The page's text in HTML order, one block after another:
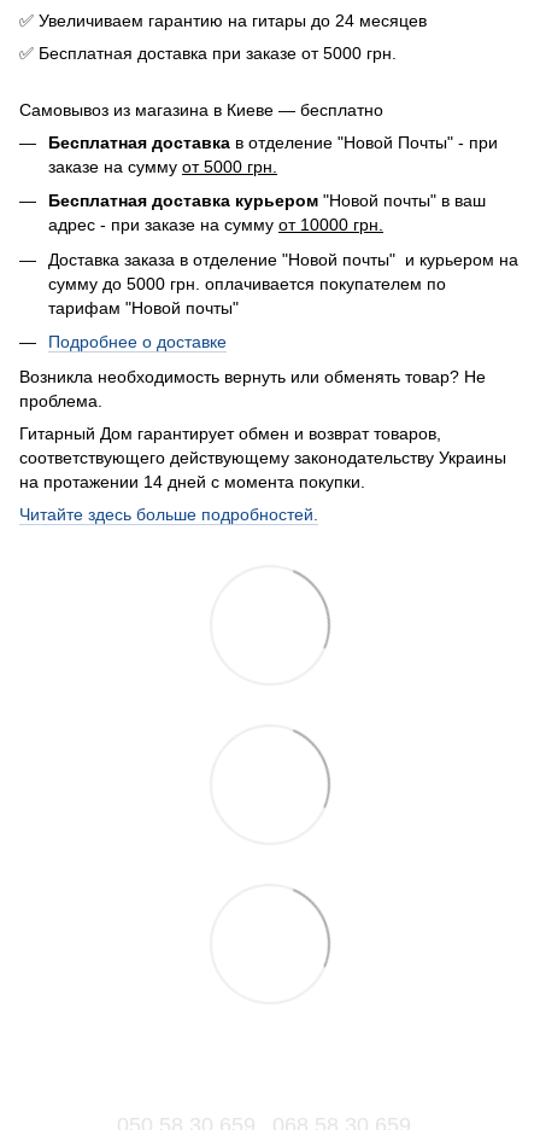
✅ Увеличиваем гарантию на гитары до 24 месяцев
✅ Бесплатная доставка при заказе от 5000 грн.
Самовывоз из магазина в Киеве — бесплатно
Бесплатная доставка в отделение "Новой Почты" - при
заказе на сумму от 5000 грн.
Бесплатная доставка курьером "Новой почты" в ваш
адрес - при заказе на сумму от 10000 грн.
Доставка заказа в отделение "Новой почты" и курьером на
сумму до 5000 грн. оплачивается покупателем по
тарифам "Новой почты"
Подробнее о доставке
Возникла необходимость вернуть или обменять товар? Не
проблема.
Гитарный Дом гарантирует обмен и возврат товаров,
соответствующего действующему законодательству Украины
на протажении 14 дней с момента покупки.
Читайте здесь больше подробностей.
050 58 30 659 068 58 30 659